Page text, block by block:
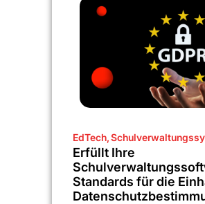
EdTech,
Erfüllt Ihre
Standards für die